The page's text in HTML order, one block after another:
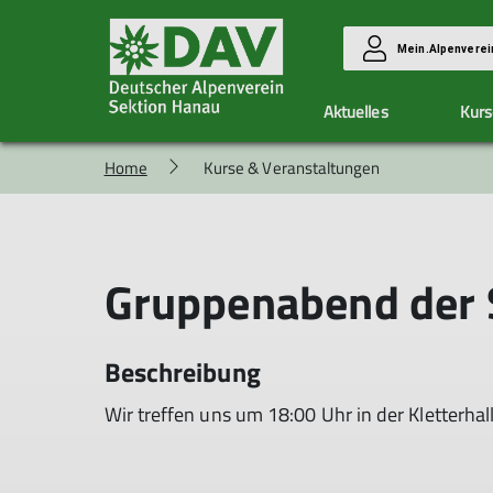
Aktuelles
Aktuelle Berichte Ausbildung & Touren
Anmeldung
Allgemeine Bedingungen
Unsere Gruppen
Klimaschutzteam
Wandergruppe
Seilschaft Hanau
Kletterzentrum Hanau
Vorteile Mitglied werden
Home Kurse & Veranstaltungen
Gruppenabend
Beschreibung
Wir treffen uns um 18:00 Uhr in der